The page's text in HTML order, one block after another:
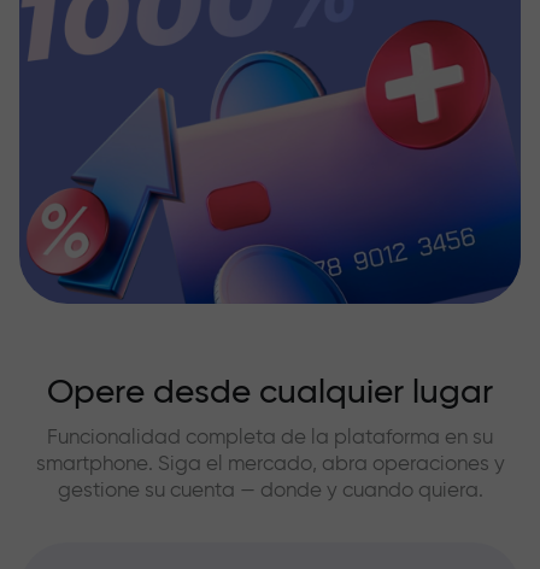
Opere desde cualquier lugar
Funcionalidad completa de la plataforma en su
smartphone. Siga el mercado, abra operaciones y
gestione su cuenta — donde y cuando quiera.